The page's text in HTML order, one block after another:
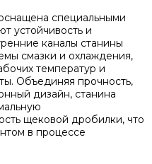
специальными
устойчивость и
каналы станины
смазки и охлаждения,
температур и
Объединяя прочность,
дизайн, станина
щековой дробилки, что
в процессе